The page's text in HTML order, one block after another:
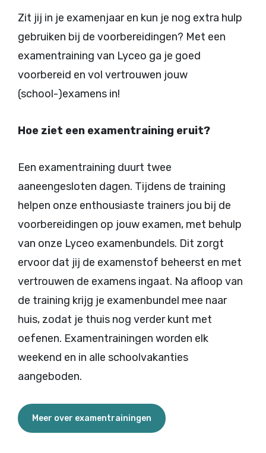
Zit jij in je examenjaar en kun je nog extra hulp
gebruiken bij de voorbereidingen? Met een
examentraining van Lyceo ga je goed
voorbereid en vol vertrouwen jouw
(school-)examens in!
Hoe ziet een examentraining eruit?
Een examentraining duurt twee
aaneengesloten dagen. Tijdens de training
helpen onze enthousiaste trainers jou bij de
voorbereidingen op jouw examen, met behulp
van onze Lyceo examenbundels. Dit zorgt
ervoor dat jij de examenstof beheerst en met
vertrouwen de examens ingaat. Na afloop van
de training krijg je examenbundel mee naar
huis, zodat je thuis nog verder kunt met
oefenen. Examentrainingen worden elk
weekend en in alle schoolvakanties
aangeboden.
Meer over examentrainingen